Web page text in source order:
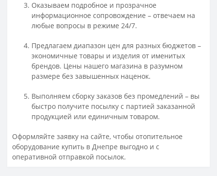
Оказываем подробное и прозрачное
информационное сопровождение – отвечаем на
любые вопросы в режиме 24/7.
Предлагаем диапазон цен для разных бюджетов –
экономичные товары и изделия от именитых
брендов. Цены нашего магазина в разумном
размере без завышенных наценок.
Выполняем сборку заказов без промедлений – вы
быстро получите посылку с партией заказанной
продукцией или единичным товаром.
Оформляйте заявку на сайте, чтобы отопительное
оборудование купить в Днепре выгодно и с
оперативной отправкой посылок.